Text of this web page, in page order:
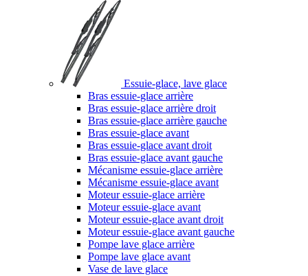
Essuie-glace, lave glace
Bras essuie-glace arrière
Bras essuie-glace arrière droit
Bras essuie-glace arrière gauche
Bras essuie-glace avant
Bras essuie-glace avant droit
Bras essuie-glace avant gauche
Mécanisme essuie-glace arrière
Mécanisme essuie-glace avant
Moteur essuie-glace arrière
Moteur essuie-glace avant
Moteur essuie-glace avant droit
Moteur essuie-glace avant gauche
Pompe lave glace arrière
Pompe lave glace avant
Vase de lave glace